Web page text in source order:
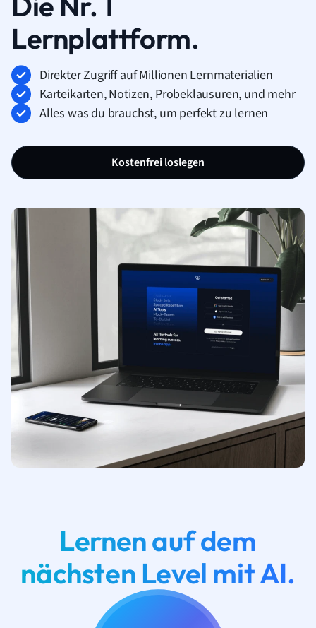
Lernplattform.
Direkter Zugriff auf Millionen Lernmaterialien
Karteikarten, Notizen, Probeklausuren, und mehr
Alles was du brauchst, um perfekt zu lernen
Kostenfrei loslegen
Lernen auf dem
nächsten Level mit AI.